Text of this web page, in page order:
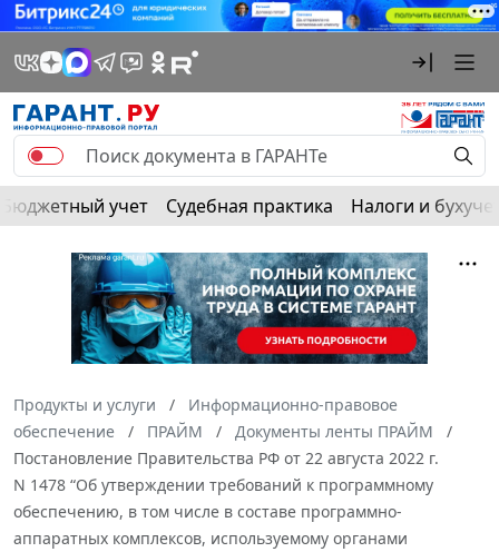
Бюджетный учет Судебная практика Налоги и
Продукты и услуги
Информационно-правовое
обеспечение
ПРАЙМ
Документы ленты ПРАЙМ
Постановление Правительства РФ от 22 августа 2022 г.
N 1478 “Об утверждении требований к программному
обеспечению, в том числе в составе программно-
аппаратных комплексов, используемому органами